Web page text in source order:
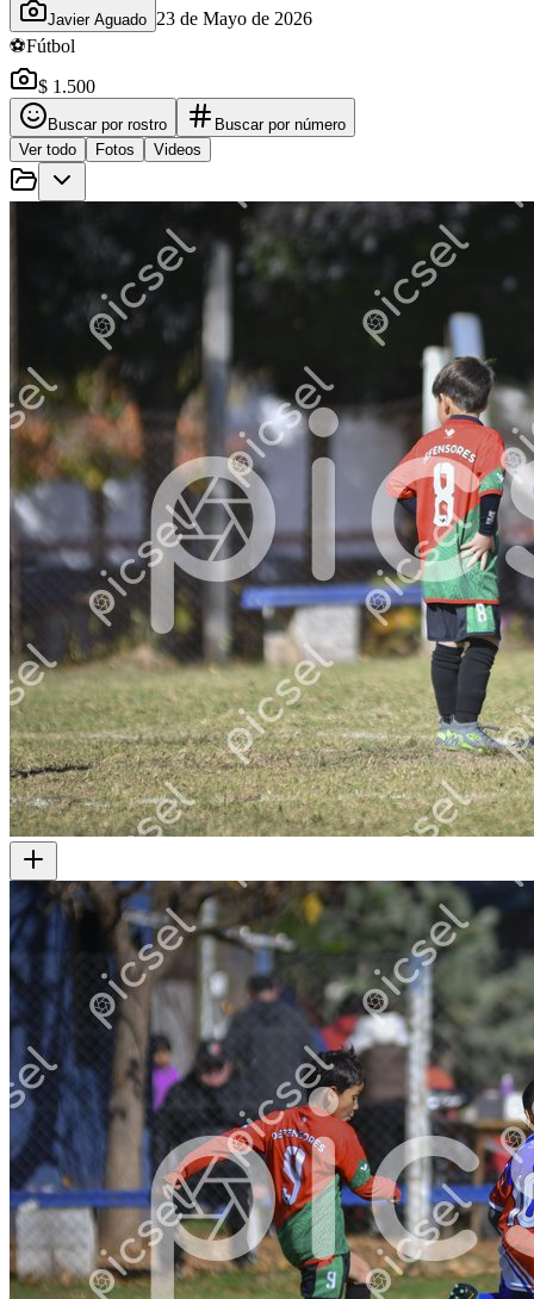
Javier Aguado 23 de Mayo de 2026
⚽Fútbol
$ 1.500
Buscar por rostro
Buscar por número
Ver todo
Fotos Videos